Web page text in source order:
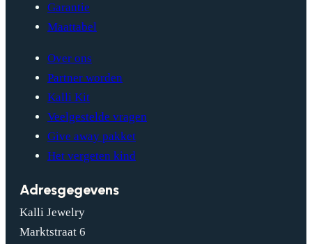
Garantie
Maattabel
Over ons
Partner worden
Kalli Kit
Veelgestelde vragen
Give away pakket
Het vergeten kind
Adresgegevens
Kalli Jewelry
Marktstraat 6